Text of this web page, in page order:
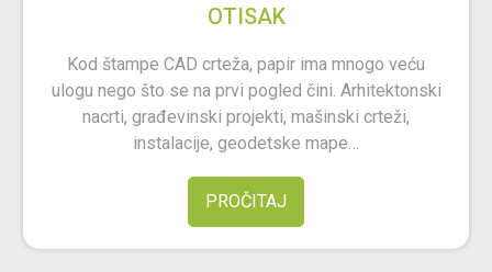
OTISAK
Kod štampe CAD crteža, papir ima mnogo veću
ulogu nego što se na prvi pogled čini. Arhitektonski
nacrti, građevinski projekti, mašinski crteži,
instalacije, geodetske mape…
PROČITAJ